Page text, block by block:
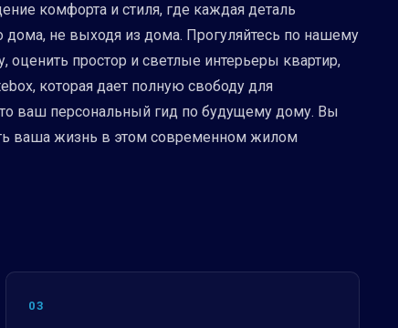
комфорта и стиля, где каждая деталь
не выходя из дома. Прогуляйтесь по нашему
простор и светлые интерьеры квартир,
которая дает полную свободу для
ваш персональный гид по будущему дому. Вы
ваша жизнь в этом современном жилом
03